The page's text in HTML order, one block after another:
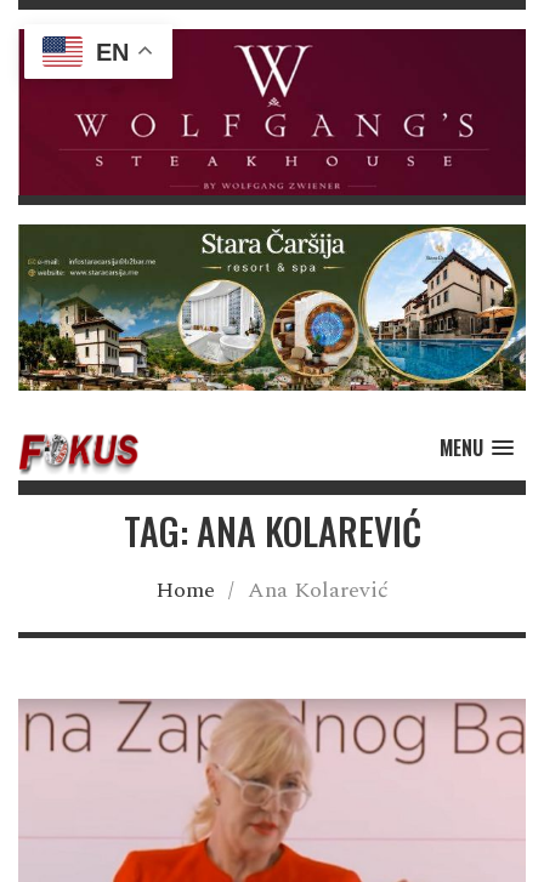
MENU
TAG: ANA KOLAREVIĆ
Home / Ana Kolarević
EN